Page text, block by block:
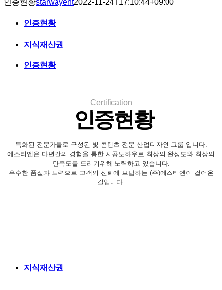
인증현황starwayent2022-11-24T17:10:44+09:00
인증현황
지식재산권
인증현황
Certification
인증현황
특화된 전문가들로 구성된 빛 콘텐츠 전문 산업디자인 그룹 입니다.
에스티엔은 다년간의 경험을 통한 시공노하우로 최상의 완성도와 최상의
만족도를 드리기위해 노력하고 있습니다.
우수한 품질과 노력으로 고객의 신뢰에 보답하는 (주)에스티엔이 걸어온
길입니다.
지식재산권